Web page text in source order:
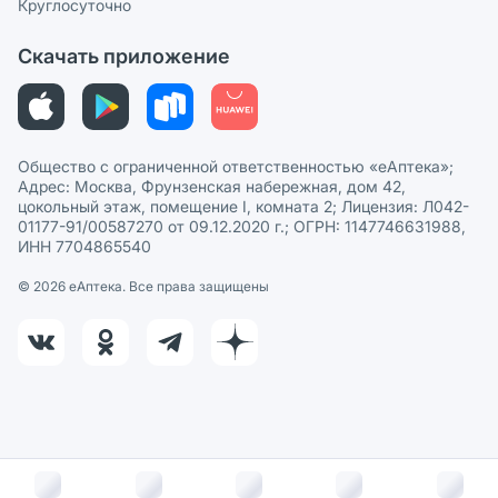
Политика рекомендаций
Этика и соответствие
Политика в отношении обработки персональных данных
Круглосуточно
Скачать приложение
Общество с ограниченной ответственностью «еАптека»;
Адрес: Москва, Фрунзенская набережная, дом 42,
цокольный этаж, помещение I, комната 2; Лицензия: Л042-
01177-91/00587270 от 09.12.2020 г.; ОГРН: 1147746631988,
ИНН 7704865540
© 2026 eАптека. Все права защищены